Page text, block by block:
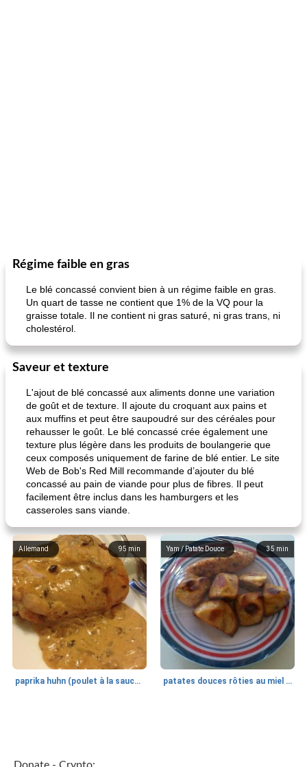
Régime faible en gras
Le blé concassé convient bien à un régime faible en gras.
Un quart de tasse ne contient que 1% de la VQ pour la
graisse totale. Il ne contient ni gras saturé, ni gras trans, ni
cholestérol.
Saveur et texture
L'ajout de blé concassé aux aliments donne une variation
de goût et de texture. Il ajoute du croquant aux pains et
aux muffins et peut être saupoudré sur des céréales pour
rehausser le goût. Le blé concassé crée également une
texture plus légère dans les produits de boulangerie que
ceux composés uniquement de farine de blé entier. Le site
Web de Bob's Red Mill recommande d’ajouter du blé
concassé au pain de viande pour plus de fibres. Il peut
facilement être inclus dans les hamburgers et les
casseroles sans viande.
95 min
Allemand
paprika huhn (poulet à la sauce paprika).
35 min
Yam / Patate Douce
patates douces rôties au miel / kumara